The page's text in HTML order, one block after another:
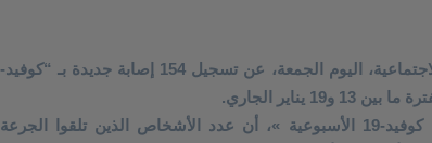
أعلنت وزارة الصحة والحماية الاجتماعية، اليوم الجمعة، عن تسجيل 154 إصابة جديدة بـ “كوفيد-
وأوضحت الوزارة، في « نشرة كوفيد-19 الأسبوعية »، أن عدد الأشخاص الذين تلقوا الجرعة